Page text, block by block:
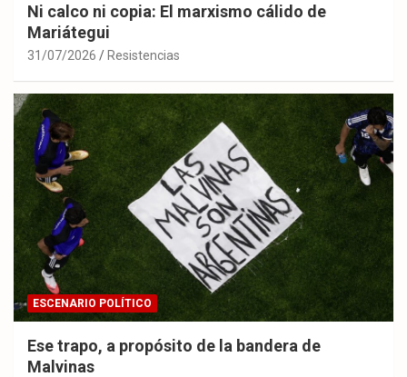
Ni calco ni copia: El marxismo cálido de
Mariátegui
31/07/2026 Resistencias
ESCENARIO POLÍTICO
Ese trapo, a propósito de la bandera de
Malvinas